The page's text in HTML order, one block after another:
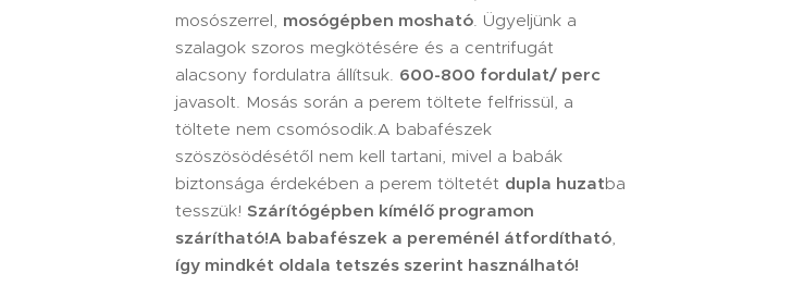
mosószerrel, mosógépben mosható. Ügyeljünk a
szalagok szoros megkötésére és a centrifugát
alacsony fordulatra állítsuk. 600-800 fordulat/ perc
javasolt. Mosás során a perem töltete felfrissül, a
töltete nem csomósodik.A babafészek
szöszösödésétől nem kell tartani, mivel a babák
biztonsága érdekében a perem töltetét dupla huzatba
tesszük!Szárítógépben kímélő programon
szárítható!A babafészek a pereménél átfordítható,
így mindkét oldala tetszés szerint használható!